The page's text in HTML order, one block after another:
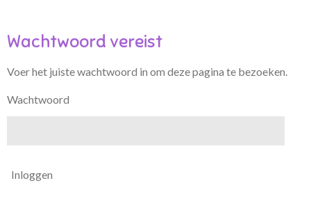
Wachtwoord vereist
Voer het juiste wachtwoord in om deze pagina te bezoeken.
Wachtwoord
Inloggen